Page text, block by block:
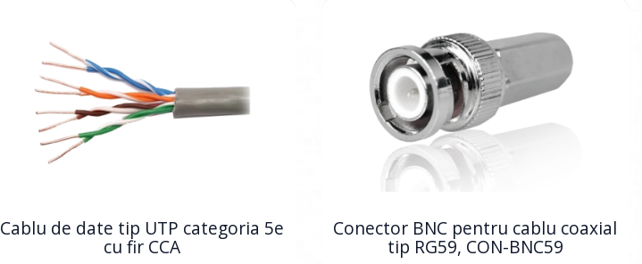
Cablu de date tip UTP categoria 5e
cu fir CCA
Conector BNC pentru cablu coaxial
tip RG59, CON-BNC59